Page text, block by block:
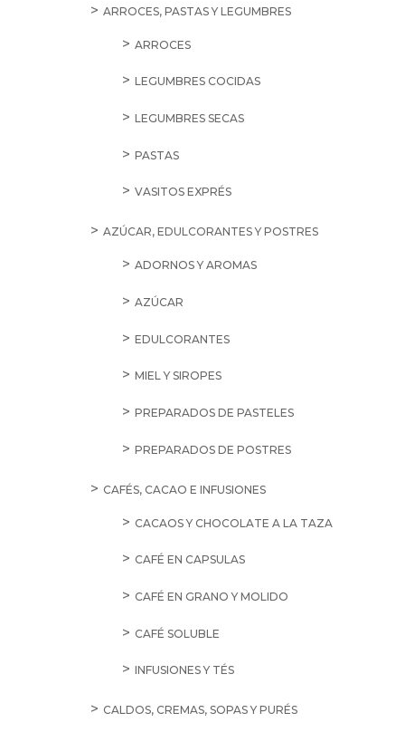
ARROCES, PASTAS Y LEGUMBRES
ARROCES
LEGUMBRES COCIDAS
LEGUMBRES SECAS
PASTAS
VASITOS EXPRÉS
AZÚCAR, EDULCORANTES Y POSTRES
ADORNOS Y AROMAS
AZÚCAR
EDULCORANTES
MIEL Y SIROPES
PREPARADOS DE PASTELES
PREPARADOS DE POSTRES
CAFÉS, CACAO E INFUSIONES
CACAOS Y CHOCOLATE A LA TAZA
CAFÉ EN CAPSULAS
CAFÉ EN GRANO Y MOLIDO
CAFÉ SOLUBLE
INFUSIONES Y TÉS
CALDOS, CREMAS, SOPAS Y PURÉS